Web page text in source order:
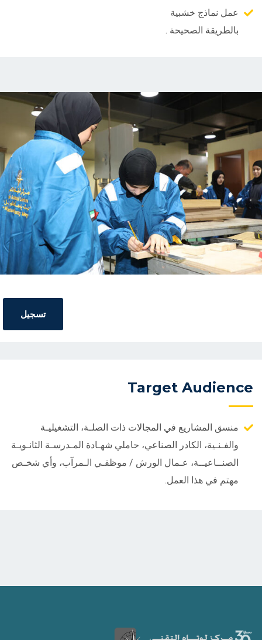
عمل نماذج خشبية
بالطريقة الصحيحة .
Target Audience
منسق المشاريع في المجالات ذات الصلـة، التشغيليـة
والفـنـية، الكادر الصناعي، حاملي شهـادة المـدرسـة الثانـويـة
الصنــاعيــة، عـمال الورش / موظفـي الـمرآب، وأي شخـص
مهتم في هذا العمل.